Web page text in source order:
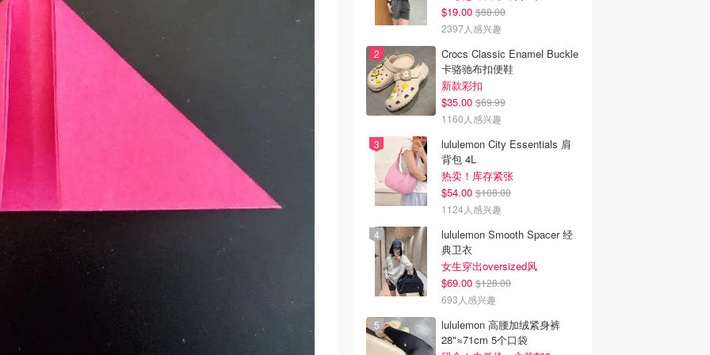
$19.00 $88.00
2397人感兴趣
Crocs Classic Enamel Buckle
卡骆驰布扣便鞋
新款彩扣
$35.00 $69.99
1160人感兴趣
lululemon City Essentials 肩
背包 4L
热卖！库存紧张
$54.00 $108.00
1124人感兴趣
lululemon Smooth Spacer 经
典卫衣
女生穿出oversized风
$69.00 $128.00
693人感兴趣
lululemon 高腰加绒紧身裤
28"≈71cm 5个口袋